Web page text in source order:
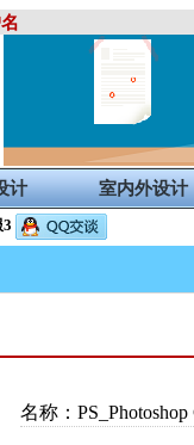
计 室内外设计
名称：